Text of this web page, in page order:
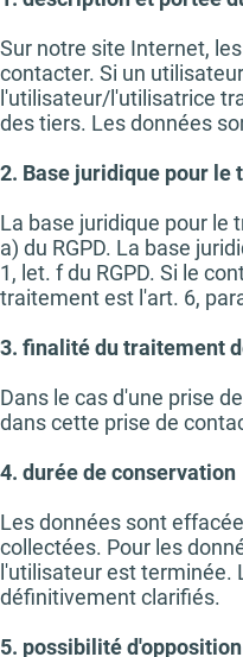
Sur notre site Internet,
contacter. Si un
l'utilisateur/l'utilisatrice
des tiers. Les données
2. Base juridique pour le
La base juridique pour le
a) du RGPD. La base
1, let. f du RGPD. Si le
traitement est l'art. 6,
3. finalité du traitement
Dans le cas d'une prise
dans cette prise de
4. durée de conservation
Les données sont
collectées. Pour les
l'utilisateur est
définitivement clarifiés.
5. possibilité